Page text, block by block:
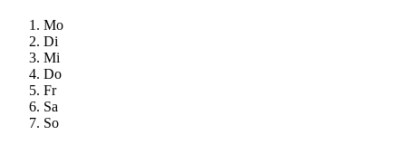
Mo
Di
Mi
Do
Fr
Sa
So